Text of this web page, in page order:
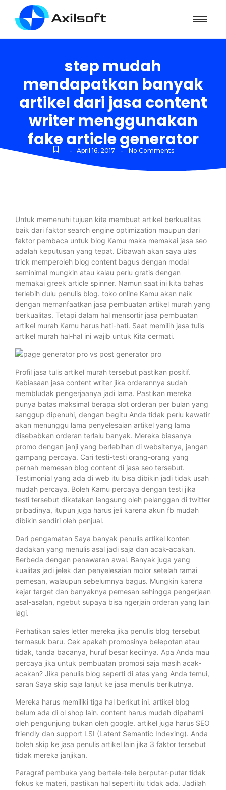
step mudah
mendapatkan banyak
artikel dari jasa content
writer menggunakan
fake article generator
- April 16, 2017 - No Comments
Untuk memenuhi tujuan kita membuat artikel berkualitas
baik dari faktor search engine optimization maupun dari
faktor pembaca untuk blog Kamu maka memakai jasa seo
adalah keputusan yang tepat. Dibawah akan saya ulas
trick memperoleh blog content bagus dengan modal
seminimal mungkin atau kalau perlu gratis dengan
memakai greek article spinner. Namun saat ini kita bahas
terlebih dulu penulis blog. toko online Kamu akan naik
dengan memanfaatkan jasa pembuatan artikel murah yang
berkualitas. Tetapi dalam hal mensortir jasa pembuatan
artikel murah Kamu harus hati-hati. Saat memilih jasa tulis
artikel murah hal-hal ini wajib untuk Kita cermati.
Profil jasa tulis artikel murah tersebut pastikan positif.
Kebiasaan jasa content writer jika orderannya sudah
membludak pengerjaanya jadi lama. Pastikan mereka
punya batas maksimal berapa slot orderan per bulan yang
sanggup dipenuhi, dengan begitu Anda tidak perlu kawatir
akan menunggu lama penyelesaian artikel yang lama
disebabkan orderan terlalu banyak. Mereka biasanya
promo dengan janji yang berlebihan di websitenya, jangan
gampang percaya. Cari testi-testi orang-orang yang
pernah memesan blog content di jasa seo tersebut.
Testimonial yang ada di web itu bisa dibikin jadi tidak usah
mudah percaya. Boleh Kamu percaya dengan testi jika
testi tersebut dikatakan langsung oleh pelanggan di twitter
pribadinya, itupun juga harus jeli karena akun fb mudah
dibikin sendiri oleh penjual.
Dari pengamatan Saya banyak penulis artikel konten
dadakan yang menulis asal jadi saja dan acak-acakan.
Berbeda dengan penawaran awal. Banyak juga yang
kualitas jadi jelek dan penyelesaian molor setelah ramai
pemesan, walaupun sebelumnya bagus. Mungkin karena
kejar target dan banyaknya pemesan sehingga pengerjaan
asal-asalan, ngebut supaya bisa ngerjain orderan yang lain
lagi.
Perhatikan sales letter mereka jika penulis blog tersebut
termasuk baru. Cek apakah promosinya belepotan atau
tidak, tanda bacanya, huruf besar kecilnya. Apa Anda mau
percaya jika untuk pembuatan promosi saja masih acak-
acakan? Jika penulis blog seperti di atas yang Anda temui,
saran Saya skip saja lanjut ke jasa menulis berikutnya.
Mereka harus memiliki tiga hal berikut ini. artikel blog
belum ada di ol shop lain. content harus mudah dipahami
oleh pengunjung bukan oleh google. artikel juga harus SEO
friendly dan support LSI (Latent Semantic Indexing). Anda
boleh skip ke jasa penulis artikel lain jika 3 faktor tersebut
tidak mereka janjikan.
Paragraf pembuka yang bertele-tele berputar-putar tidak
fokus ke materi, pastikan hal seperti itu tidak ada. Jadilah